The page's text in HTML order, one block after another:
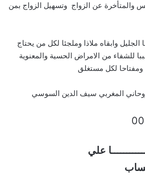
والمتأخرة عن الزواج وتسهيل الزواج بمن
وابقاه ملاذا وملجئا لكل من يحتاج
للشفاء من الامراض الحسية والمعنوية
ومفتاحا لكل مستغلق
المغربي سيف الدين السوسي
علي